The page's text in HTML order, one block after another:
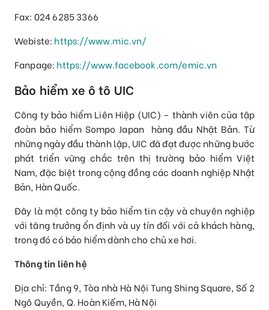
Fax: 024 6285 3366
Webiste: https://www.mic.vn/
Fanpage: https://www.facebook.com/emic.vn
Bảo hiểm xe ô tô UIC
Công ty bảo hiểm Liên Hiệp (UIC) – thành viên của tập
đoàn bảo hiểm Sompo Japan hàng đầu Nhật Bản. Từ
những ngày đầu thành lập, UIC đã đạt được những bước
phát triển vững chắc trên thị trường bảo hiểm Việt
Nam, đặc biệt trong cộng đồng các doanh nghiệp Nhật
Bản, Hàn Quốc.
Đây là một công ty bảo hiểm tin cậy và chuyên nghiệp
với tăng trưởng ổn định và uy tín đối với cả khách hàng,
trong đó có bảo hiểm dành cho chủ xe hơi.
Thông tin liên hệ
Địa chỉ: Tầng 9, Tòa nhà Hà Nội Tung Shing Square, Số 2
Ngô Quyền, Q. Hoàn Kiếm, Hà Nội